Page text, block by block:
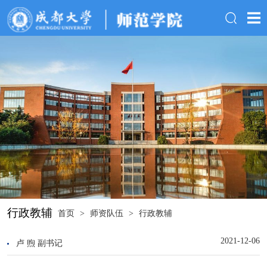
行政教辅 首页 > 师资队伍 > 行政教辅
卢 煦 副书记 2021-12-06